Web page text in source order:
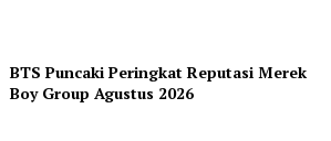
BTS Puncaki Peringkat Reputasi Merek
Boy Group Agustus 2026